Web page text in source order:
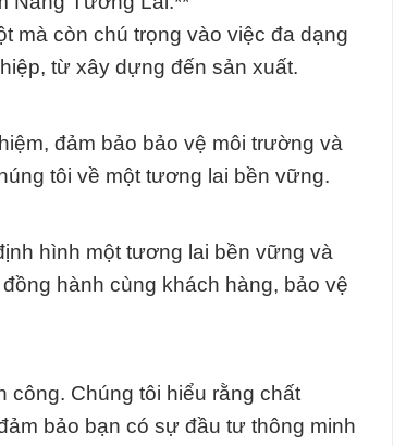
mà còn chú trọng vào việc đa dạng
từ xây dựng đến sản xuất.
đảm bảo bảo vệ môi trường và
tôi về một tương lai bền vững.
hình một tương lai bền vững và
hành cùng khách hàng, bảo vệ
công. Chúng tôi hiểu rằng chất
bảo bạn có sự đầu tư thông minh